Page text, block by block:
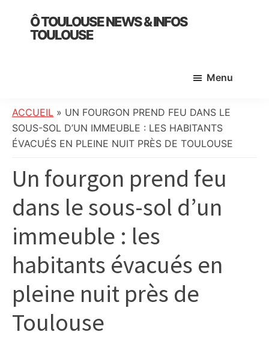
primary
Ô TOULOUSE NEWS & INFOS
TOULOUSE
:
info
locale,
culture,
politique,
météo,
divers
initiatives
citoyennes
Menu
ACCUEIL » UN FOURGON PREND FEU DANS LE
SOUS-SOL D’UN IMMEUBLE : LES HABITANTS
ÉVACUÉS EN PLEINE NUIT PRÈS DE TOULOUSE
Un fourgon prend feu
dans le sous-sol d’un
immeuble : les
habitants évacués en
pleine nuit près de
Toulouse